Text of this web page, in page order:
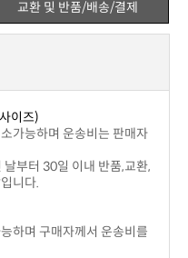
교환 및 반품/배송/결제
이즈)
니다.